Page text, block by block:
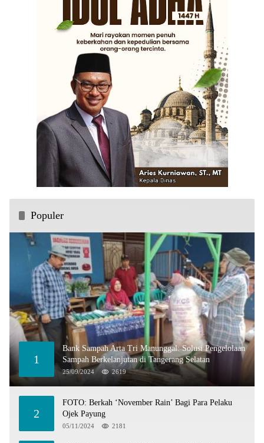
Populer
1
Bank Sampah Arta Tri Manunggal: Solusi Pengelolaan
Sampah Berkelanjutan di Tangerang Selatan
25/09/2024 2619
2
FOTO: Berkah ‘November Rain’ Bagi Para Pelaku
Ojek Payung
05/11/2024 2181